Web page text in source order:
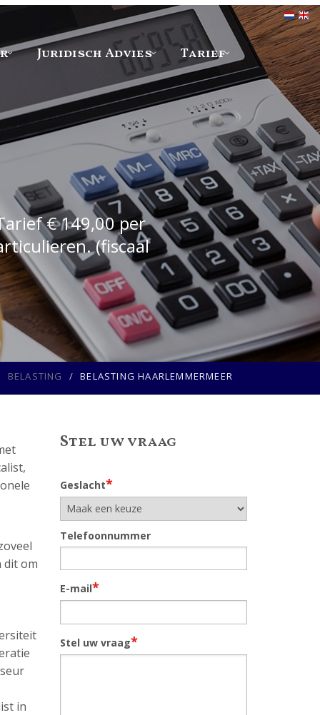
Juridisch Advies
Tarief
€ 149,00 per
(fiscaal
BELASTING BELASTING HAARLEMMERMEER
dit om
in
Stel uw vraag
Geslacht*
Telefoonnummer
E-mail*
Stel uw vraag*